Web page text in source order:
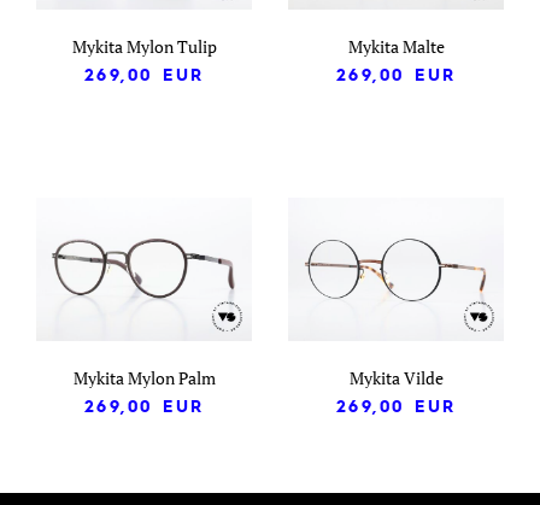
Mykita Mylon Tulip
269,00
EUR
Mykita Malte
269,00
EUR
Mykita Mylon Palm
269,00
EUR
Mykita Vilde
269,00
EUR